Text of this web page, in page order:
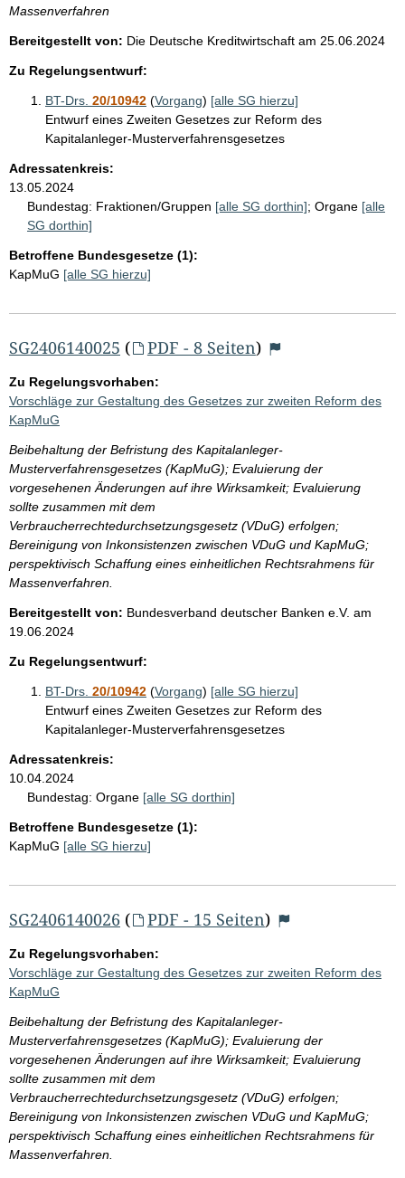
Massenverfahren
Bereitgestellt von: Die Deutsche Kreditwirtschaft am 25.06.2024
Zu Regelungsentwurf:
BT-Drs. 20/10942 (Vorgang) [alle SG hierzu]
Entwurf eines Zweiten Gesetzes zur Reform des
Kapitalanleger-Musterverfahrensgesetzes
Adressatenkreis:
13.05.2024
Bundestag: Fraktionen/Gruppen [alle SG dorthin]; Organe [alle
SG dorthin]
Betroffene Bundesgesetze (1):
KapMuG [alle SG hierzu]
SG2406140025 ( PDF - 8 Seiten)
Zu Regelungsvorhaben:
Vorschläge zur Gestaltung des Gesetzes zur zweiten Reform des
KapMuG
Beibehaltung der Befristung des Kapitalanleger-
Musterverfahrensgesetzes (KapMuG); Evaluierung der
vorgesehenen Änderungen auf ihre Wirksamkeit; Evaluierung
sollte zusammen mit dem
Verbraucherrechtedurchsetzungsgesetz (VDuG) erfolgen;
Bereinigung von Inkonsistenzen zwischen VDuG und KapMuG;
perspektivisch Schaffung eines einheitlichen Rechtsrahmens für
Massenverfahren.
Bereitgestellt von: Bundesverband deutscher Banken e.V. am
19.06.2024
Zu Regelungsentwurf:
BT-Drs. 20/10942 (Vorgang) [alle SG hierzu]
Entwurf eines Zweiten Gesetzes zur Reform des
Kapitalanleger-Musterverfahrensgesetzes
Adressatenkreis:
10.04.2024
Bundestag: Organe [alle SG dorthin]
Betroffene Bundesgesetze (1):
KapMuG [alle SG hierzu]
SG2406140026 ( PDF - 15 Seiten)
Zu Regelungsvorhaben:
Vorschläge zur Gestaltung des Gesetzes zur zweiten Reform des
KapMuG
Beibehaltung der Befristung des Kapitalanleger-
Musterverfahrensgesetzes (KapMuG); Evaluierung der
vorgesehenen Änderungen auf ihre Wirksamkeit; Evaluierung
sollte zusammen mit dem
Verbraucherrechtedurchsetzungsgesetz (VDuG) erfolgen;
Bereinigung von Inkonsistenzen zwischen VDuG und KapMuG;
perspektivisch Schaffung eines einheitlichen Rechtsrahmens für
Massenverfahren.